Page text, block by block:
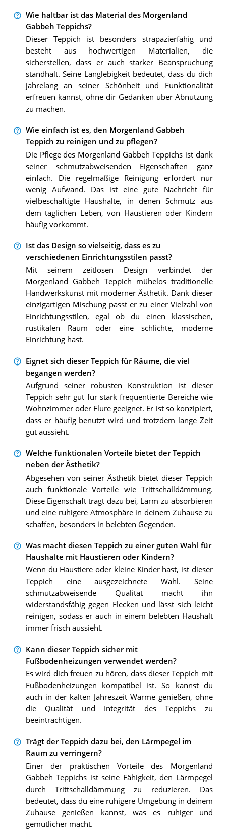
Wie haltbar ist das Material des Morgenland
Gabbeh Teppichs?
Dieser Teppich ist besonders strapazierfähig und
besteht aus hochwertigen Materialien, die
sicherstellen, dass er auch starker Beanspruchung
standhält. Seine Langlebigkeit bedeutet, dass du dich
jahrelang an seiner Schönheit und Funktionalität
erfreuen kannst, ohne dir Gedanken über Abnutzung
zu machen.
Wie einfach ist es, den Morgenland Gabbeh
Teppich zu reinigen und zu pflegen?
Die Pflege des Morgenland Gabbeh Teppichs ist dank
seiner schmutzabweisenden Eigenschaften ganz
einfach. Die regelmäßige Reinigung erfordert nur
wenig Aufwand. Das ist eine gute Nachricht für
vielbeschäftigte Haushalte, in denen Schmutz aus
dem täglichen Leben, von Haustieren oder Kindern
häufig vorkommt.
Ist das Design so vielseitig, dass es zu
verschiedenen Einrichtungsstilen passt?
Mit seinem zeitlosen Design verbindet der
Morgenland Gabbeh Teppich mühelos traditionelle
Handwerkskunst mit moderner Ästhetik. Dank dieser
einzigartigen Mischung passt er zu einer Vielzahl von
Einrichtungsstilen, egal ob du einen klassischen,
rustikalen Raum oder eine schlichte, moderne
Einrichtung hast.
Eignet sich dieser Teppich für Räume, die viel
begangen werden?
Aufgrund seiner robusten Konstruktion ist dieser
Teppich sehr gut für stark frequentierte Bereiche wie
Wohnzimmer oder Flure geeignet. Er ist so konzipiert,
dass er häufig benutzt wird und trotzdem lange Zeit
gut aussieht.
Welche funktionalen Vorteile bietet der Teppich
neben der Ästhetik?
Abgesehen von seiner Ästhetik bietet dieser Teppich
auch funktionale Vorteile wie Trittschalldämmung.
Diese Eigenschaft trägt dazu bei, Lärm zu absorbieren
und eine ruhigere Atmosphäre in deinem Zuhause zu
schaffen, besonders in belebten Gegenden.
Was macht diesen Teppich zu einer guten Wahl für
Haushalte mit Haustieren oder Kindern?
Wenn du Haustiere oder kleine Kinder hast, ist dieser
Teppich eine ausgezeichnete Wahl. Seine
schmutzabweisende Qualität macht ihn
widerstandsfähig gegen Flecken und lässt sich leicht
reinigen, sodass er auch in einem belebten Haushalt
immer frisch aussieht.
Kann dieser Teppich sicher mit
Fußbodenheizungen verwendet werden?
Es wird dich freuen zu hören, dass dieser Teppich mit
Fußbodenheizungen kompatibel ist. So kannst du
auch in der kalten Jahreszeit Wärme genießen, ohne
die Qualität und Integrität des Teppichs zu
beeinträchtigen.
Trägt der Teppich dazu bei, den Lärmpegel im
Raum zu verringern?
Einer der praktischen Vorteile des Morgenland
Gabbeh Teppichs ist seine Fähigkeit, den Lärmpegel
durch Trittschalldämmung zu reduzieren. Das
bedeutet, dass du eine ruhigere Umgebung in deinem
Zuhause genießen kannst, was es ruhiger und
gemütlicher macht.